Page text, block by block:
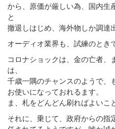
から、原価が厳しい為、国内生
と
撤退しはじめ、海外物しか調達
オーディオ業界も、試練のとき
コロナショックは、金の亡者、
は、
千歳一隅のチャンスのようで、
お使いになっておれるます。
ま、札をどんどん刷ればよいこ
それに、乗じて、政府からの指